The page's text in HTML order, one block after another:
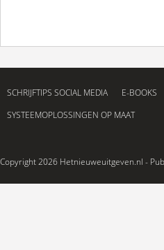
SCHRIJFTIPS SOCIAL MEDIA E-BOOKS
SYSTEEMOPLOSSINGEN OP MAAT
Copyright 2026 Hetnieuweuitgeven.nl -